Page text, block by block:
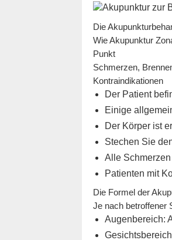
Die
Wie Akupunktur
Punkt
Schmerzen,
Kontraindikationen
Der Patient
Einige
Der Körper ist
Stechen Sie
Alle
Patienten mit
Die Formel der
Je nach betroffener
Augenbereich: